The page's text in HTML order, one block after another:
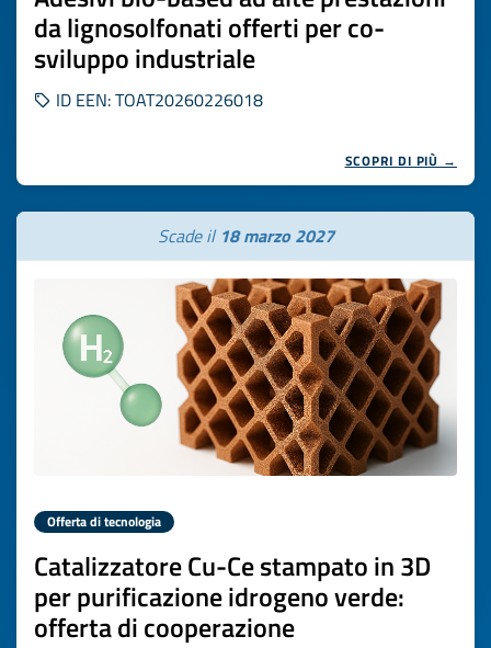
da lignosolfonati offerti per co-
sviluppo industriale
ID EEN: TOAT20260226018
SCOPRI DI PIÙ →
Scade il 18 marzo 2027
Offerta di tecnologia
Catalizzatore Cu-Ce stampato in 3D
per purificazione idrogeno verde:
offerta di cooperazione